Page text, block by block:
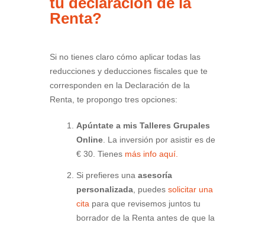
Renta?
Si no tienes claro cómo aplicar todas las
reducciones y deducciones fiscales que te
corresponden en la Declaración de la
Renta, te propongo tres opciones:
Apúntate a mis Talleres Grupales
Online . La inversión por asistir es de
€ 30. Tienes más info aquí.
Si prefieres una asesoría
personalizada , puedes solicitar una
cita para que revisemos juntos tu
borrador de la Renta antes de que la